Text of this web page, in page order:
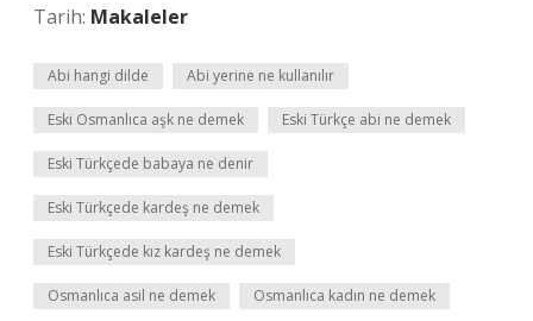
Tarih: Makaleler
Abi hangi dilde Abi yerine ne kullanılır
Eski Osmanlıca aşk ne demek Eski Türkçe abi ne demek
Eski Türkçede babaya ne denir
Eski Türkçede kardeş ne demek
Eski Türkçede kız kardeş ne demek
Osmanlıca asil ne demek Osmanlıca kadın ne demek